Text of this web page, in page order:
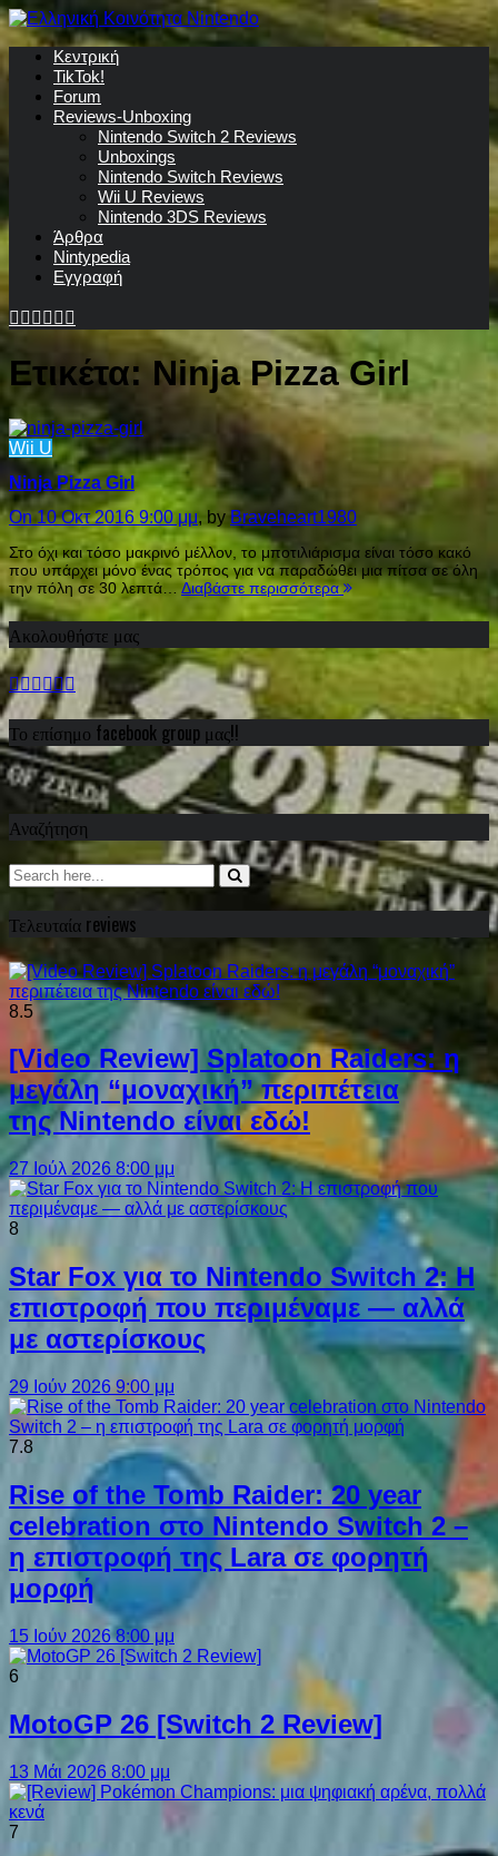
Κεντρική
TikTok!
Forum
Reviews-Unboxing
Nintendo Switch 2 Reviews
Unboxings
Nintendo Switch Reviews
Wii U Reviews
Nintendo 3DS Reviews
Άρθρα
Nintypedia
Εγγραφή
Ετικέτα:Ninja Pizza Girl
Wii U
Ninja Pizza Girl
On 10 Οκτ 2016 9:00 μμ, byBraveheart1980
Στο όχι και τόσο μακρινό μέλλον, το μποτιλιάρισμα είναι τόσο κακό
που υπάρχει μόνο ένας τρόπος για να παραδώθει μια πίτσα σε όλη
την πόλη σε 30 λεπτά… Διαβάστε περισσότερα
Ακολουθήστε μας
Το επίσημο facebook group μας!!
Αναζήτηση
Τελευταία reviews
8.5
[Video Review] Splatoon Raiders: η
μεγάλη “μοναχική” περιπέτεια
της Nintendo είναι εδώ!
27 Ιούλ 2026 8:00 μμ
8
Star Fox για το Nintendo Switch 2: Η
επιστροφή που περιμέναμε — αλλά
με αστερίσκους
29 Ιούν 2026 9:00 μμ
7.8
Rise of the Tomb Raider: 20 year
celebration στο Nintendo Switch 2 –
η επιστροφή της Lara σε φορητή
μορφή
15 Ιούν 2026 8:00 μμ
6
MotoGP 26 [Switch 2 Review]
13 Μάι 2026 8:00 μμ
7